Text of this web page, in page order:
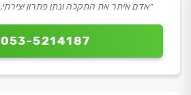
053-5214187
״אדם איתר את התקלה ונתן פתרון